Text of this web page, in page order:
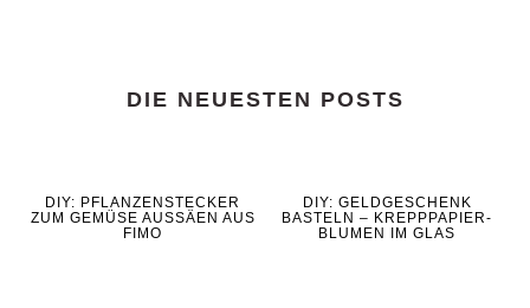
DIE NEUESTEN POSTS
DIY: PFLANZENSTECKER
ZUM GEMÜSE AUSSÄEN AUS
FIMO
DIY: GELDGESCHENK
BASTELN – KREPPPAPIER-
BLUMEN IM GLAS